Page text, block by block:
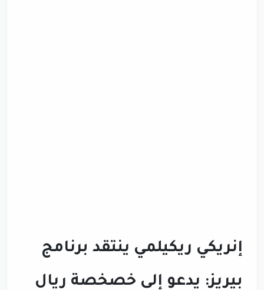
إنريكي ريكيلمي ينتقد برنامج
بيريز: يدعو إلى خصخصة ريال